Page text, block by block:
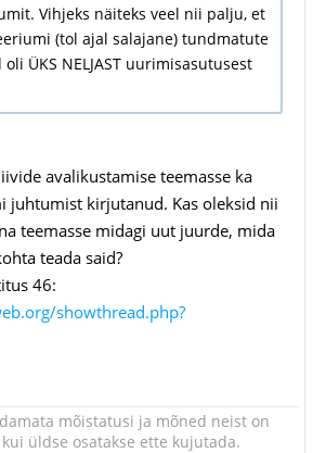
Vihjeks näiteks veel nii palju, et
(tol ajal salajane) tundmatute
ÜKS NELJAST uurimisasutusest
avalikustamise teemasse ka
juhtumist kirjutanud. Kas oleksid nii
teemasse midagi uut juurde, mida
teada said?
46:
showthread.php?
mõistatusi ja mõned neist on
üldse osatakse ette kujutada.